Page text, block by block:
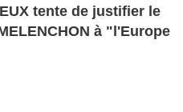
tente de justifier le
à "l'Europe